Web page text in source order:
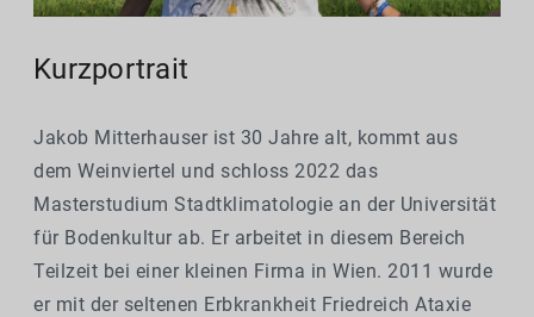
Kurzportrait
Jakob Mitterhauser ist 30 Jahre alt, kommt aus
dem Weinviertel und schloss 2022 das
Masterstudium Stadtklimatologie an der Universität
für Bodenkultur ab. Er arbeitet in diesem Bereich
Teilzeit bei einer kleinen Firma in Wien. 2011 wurde
er mit der seltenen Erbkrankheit Friedreich Ataxie